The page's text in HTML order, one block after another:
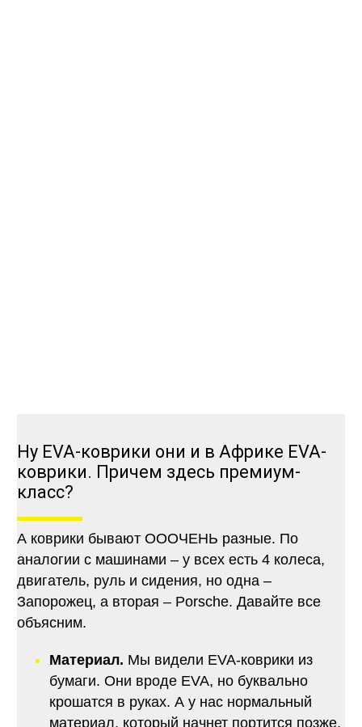
Ну EVA-коврики они и в Африке EVA-
коврики. Причем здесь премиум-
класс?
А коврики бывают ОООЧЕНЬ разные. По
аналогии с машинами – у всех есть 4 колеса,
двигатель, руль и сидения, но одна –
Запорожец, а вторая – Porsche. Давайте все
объясним.
Материал. Мы видели EVA-коврики из
бумаги. Они вроде EVA, но буквально
крошатся в руках. А у нас нормальный
материал, который начнет портится позже,